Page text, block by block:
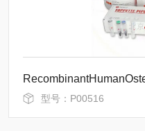
型号：P00516